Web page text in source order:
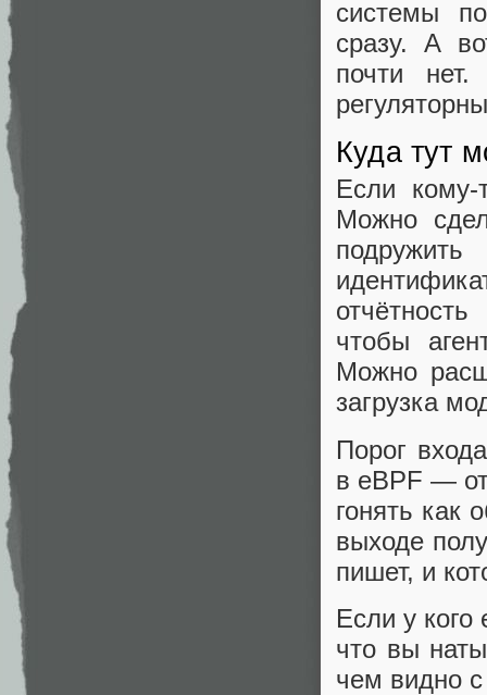
системы
сразу. А
почти
Куда тут
Если кому-
Можно
чтобы
Можно
загрузка
Порог
в eBPF —
гонять как
выходе
пишет, и
Если у
что вы
чем видно с